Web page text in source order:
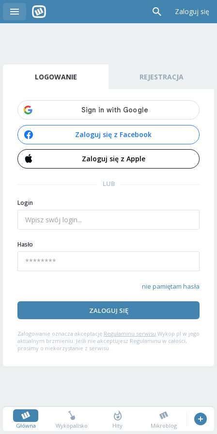
Zaloguj się
LOGOWANIE REJESTRACJA
Zaloguj się z Facebook
Zaloguj się z Apple
LUB
Login
Hasło
nie pamiętam hasła
ZALOGUJ SIĘ
Zalogowanie oznacza akceptację Regulaminu serwisu Wykop.pl w jego
aktualnym brzmieniu. Jeśli nie akceptujesz Regulaminu w całości,
prosimy o niekorzystanie z serwisu.
Główna Wykopalisko Hity Mikroblog